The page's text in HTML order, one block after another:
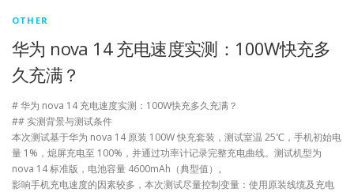
OTHER
华为 nova 14 充电速度实测：100W快充多
久充满？
# 华为 nova 14 充电速度实测：100W快充多久充满？
## 实测背景与测试条件
本次测试基于华为 nova 14 原装 100W 快充套装，测试室温 25℃，手机初始电
量 1%，熄屏充电至 100%，并通过功率计记录完整充电曲线。测试机型为
nova 14 标准版，电池容量 4600mAh（典型值）。
影响手机充电速度的因素较多，本次测试尽量控制变量：使用原装线缆及充电